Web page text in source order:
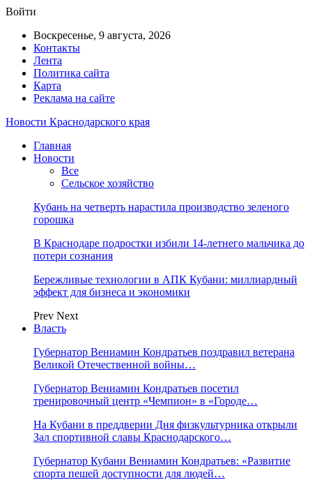
Войти
Воскресенье, 9 августа, 2026
Контакты
Лента
Политика сайта
Карта
Реклама на сайте
Новости Краснодарского края
Главная
Новости
Все
Сельское хозяйство
Кубань на четверть нарастила производство зеленого
горошка
В Краснодаре подростки избили 14-летнего мальчика до
потери сознания
Бережливые технологии в АПК Кубани: миллиардный
эффект для бизнеса и экономики
Prev Next
Власть
Губернатор Вениамин Кондратьев поздравил ветерана
Великой Отечественной войны…
Губернатор Вениамин Кондратьев посетил
тренировочный центр «Чемпион» в «Городе…
На Кубани в преддверии Дня физкультурника открыли
Зал спортивной славы Краснодарского…
Губернатор Кубани Вениамин Кондратьев: «Развитие
спорта пешей доступности для людей…